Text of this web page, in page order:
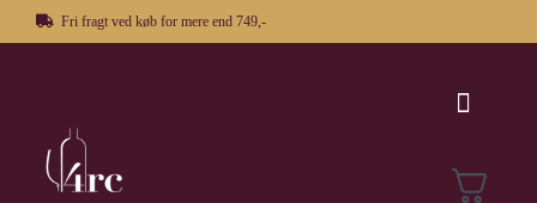
to
Fri fragt ved køb for mere end 749,-
Toggle